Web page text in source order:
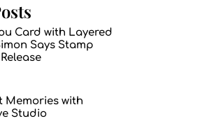
Card with Layered
Says Stamp
Memories with
Studio